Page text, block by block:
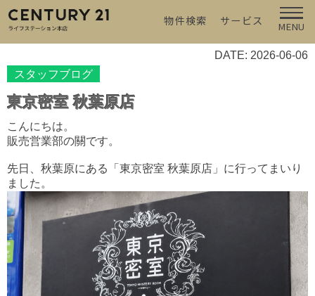
物件検索 サービス MENU
DATE: 2026-06-06
スタッフブログ
東京密室 秋葉原店
こんにちは。
販売営業部の關です。
先日、秋葉原にある「東京密室 秋葉原店」に行ってまいり
ました。